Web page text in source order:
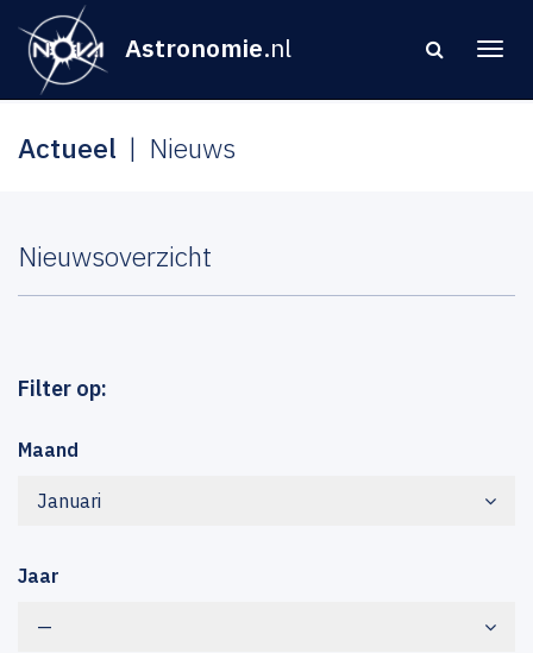
Astronomie.nl
Actueel Nieuws
Nieuwsoverzicht
Filter op:
Maand
Januari
Jaar
—